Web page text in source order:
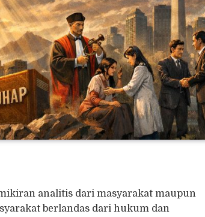
analitis dari masyarakat maupun
berlandas dari hukum dan